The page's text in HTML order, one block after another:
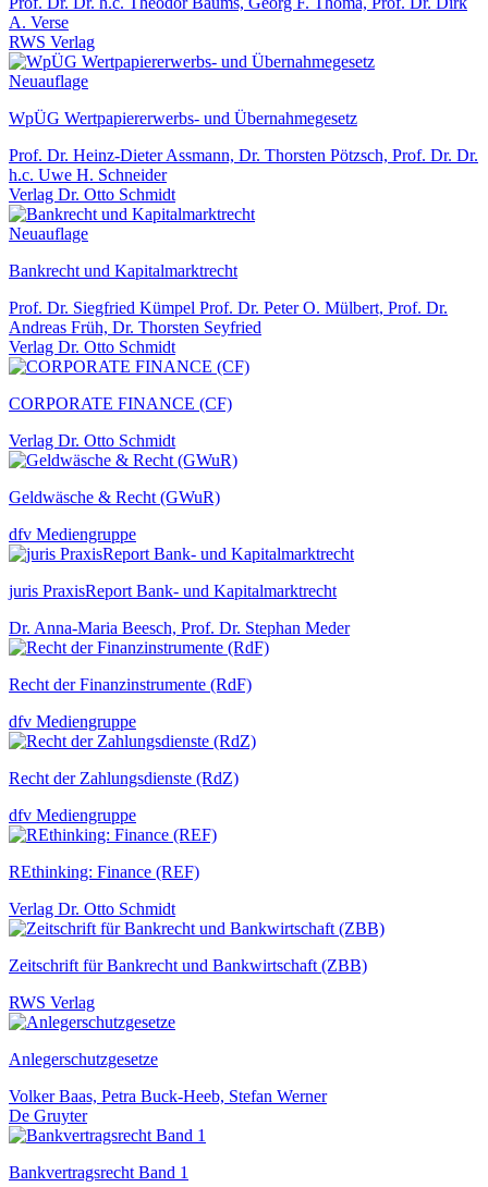
A. Verse
RWS Verlag
Neuauflage
WpÜG Wertpapiererwerbs- und Übernahmegesetz
Prof. Dr. Heinz-Dieter Assmann, Dr. Thorsten Pötzsch, Prof. Dr. Dr.
h.c. Uwe H. Schneider
Verlag Dr. Otto Schmidt
Neuauflage
Bankrecht und Kapitalmarktrecht
Prof. Dr. Siegfried Kümpel Prof. Dr. Peter O. Mülbert, Prof. Dr.
Andreas Früh, Dr. Thorsten Seyfried
Verlag Dr. Otto Schmidt
CORPORATE FINANCE (CF)
Verlag Dr. Otto Schmidt
Geldwäsche & Recht (GWuR)
dfv Mediengruppe
juris PraxisReport Bank- und Kapitalmarktrecht
Dr. Anna-Maria Beesch, Prof. Dr. Stephan Meder
Recht der Finanzinstrumente (RdF)
dfv Mediengruppe
Recht der Zahlungsdienste (RdZ)
dfv Mediengruppe
REthinking: Finance (REF)
Verlag Dr. Otto Schmidt
Zeitschrift für Bankrecht und Bankwirtschaft (ZBB)
RWS Verlag
Anlegerschutzgesetze
Volker Baas, Petra Buck-Heeb, Stefan Werner
De Gruyter
Bankvertragsrecht Band 1